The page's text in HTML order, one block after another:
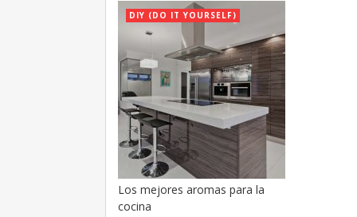
DIY (DO IT YOURSELF)
Los mejores aromas para la
cocina